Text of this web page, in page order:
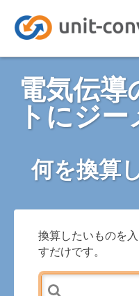
電気伝導
トにジ
何を換算
換算したいものを
すだけです。